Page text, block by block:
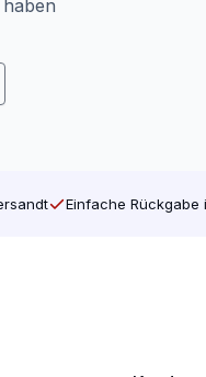
Einfache Rückgabe